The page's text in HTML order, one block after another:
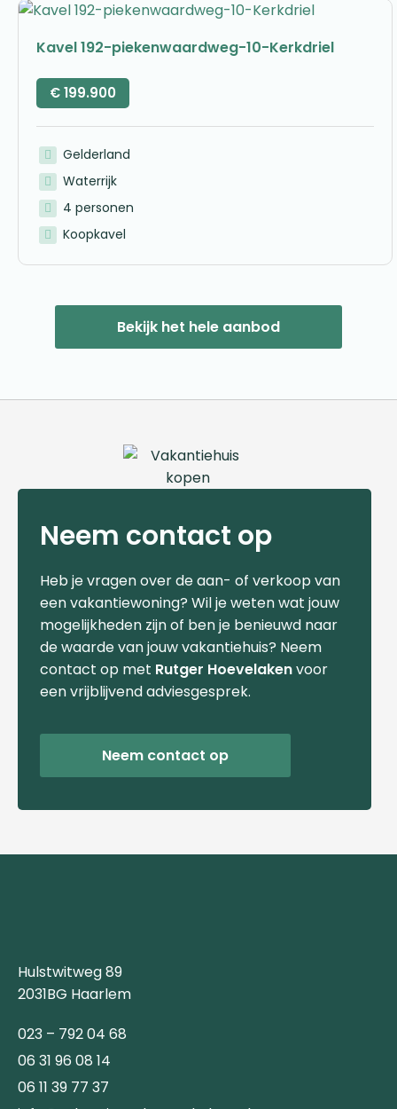
Kavel 192-piekenwaardweg-10-Kerkdriel
€199.900
Gelderland
Waterrijk
4 personen
Koopkavel
Bekijk het hele aanbod
Neem contact op
Heb je vragen over de aan- of verkoop van
een vakantiewoning? Wil je weten wat jouw
mogelijkheden zijn of ben je benieuwd naar
de waarde van jouw vakantiehuis? Neem
contact op met Rutger Hoevelakenvoor
een vrijblijvend adviesgesprek.
Neem contact op
Hulstwitweg 89
2031BG Haarlem
023 – 792 04 68
06 31 96 08 14
06 11 39 77 37